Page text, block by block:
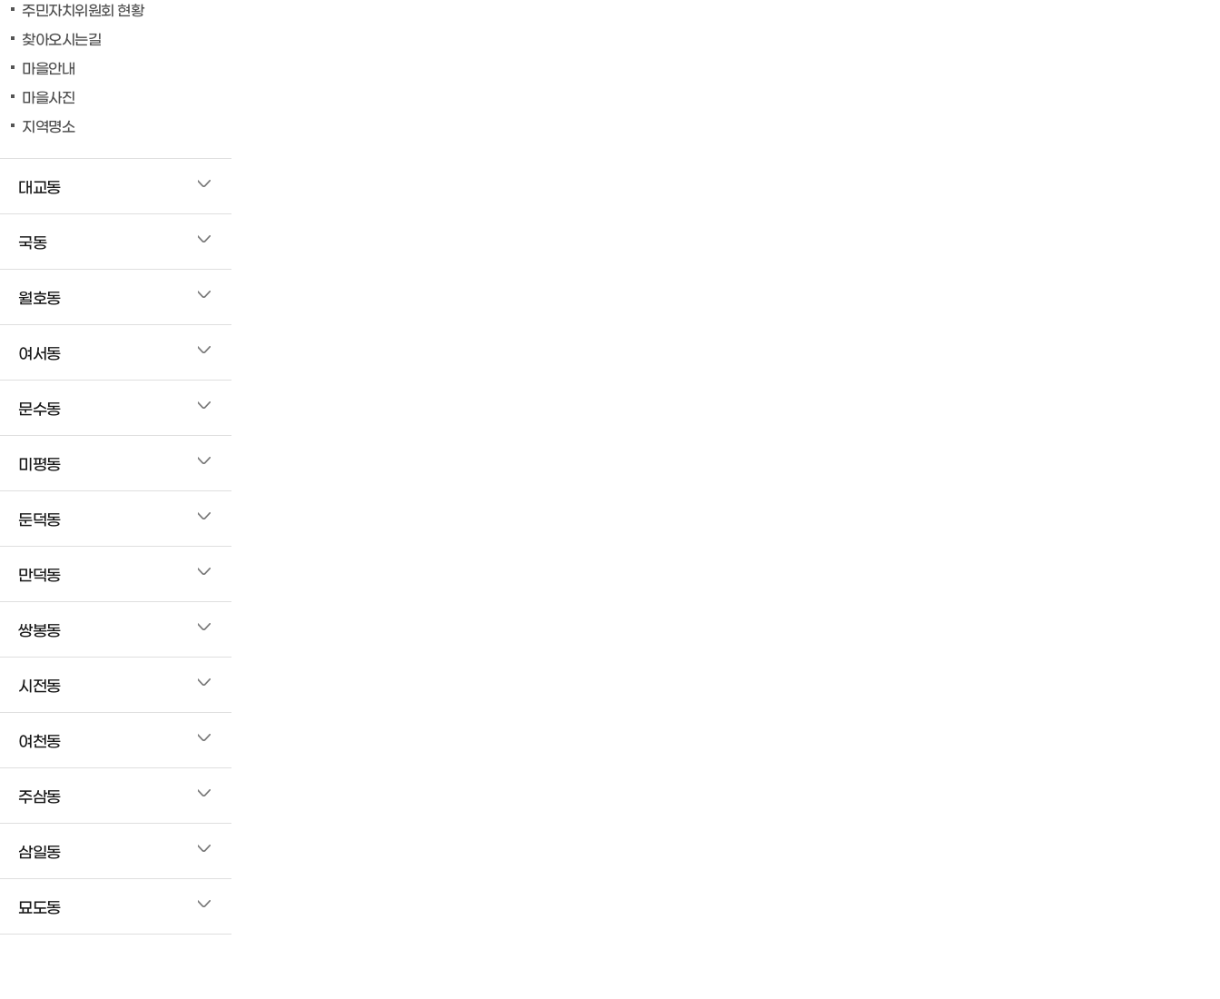
주민자치위원회 현황
찾아오시는길
마을안내
마을사진
지역명소
대교동
국동
월호동
여서동
문수동
미평동
둔덕동
만덕동
쌍봉동
시전동
여천동
주삼동
삼일동
묘도동